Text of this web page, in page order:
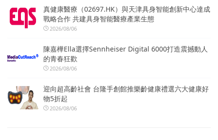
真健康醫療（02697.HK）與天津具身智能創新中心達成
戰略合作 共建具身智能醫療產業生態
2026/08/06
陳嘉樺Ella選擇Sennheiser Digital 6000打造震撼動人
的青春狂歡
2026/08/06
迎向超高齡社會 台隆手創館推樂齡健康禮選六大健康好
物5折起
2026/08/06